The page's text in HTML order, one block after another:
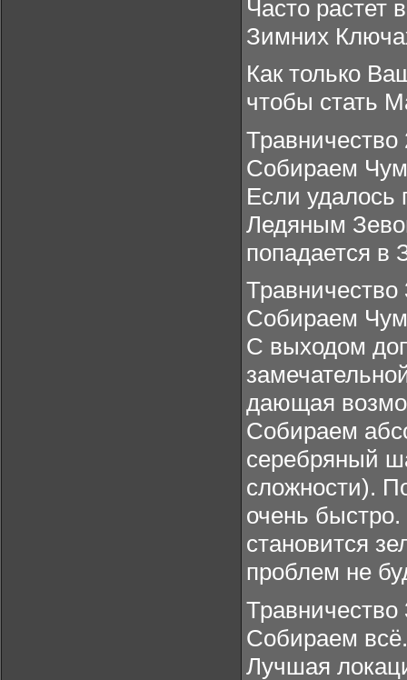
Часто растет
Зимних
Как только
чтобы стать
Собираем
Если удалось
Ледяным
попадается
Собираем
С выходом
дающая
Собираем
серебряный
сложности).
очень
становится
проблем не
Собираем всё.
Лучшая